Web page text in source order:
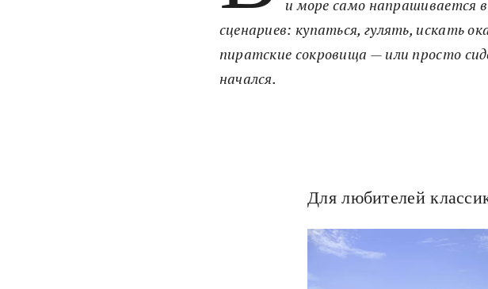
и море само напрашивается
сценариев: купаться, гулять, искать
пиратские сокровища — или просто
начался.
Для любителей